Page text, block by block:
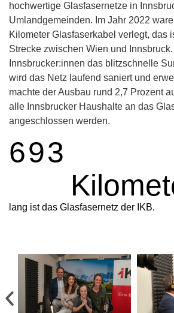
hochwertige Glasfasernetze in
Umlandgemeinden. Im Jahr 2022
Kilometer Glasfaserkabel verlegt, das
Strecke zwischen Wien und
Innsbrucker:innen das blitzschnelle
wird das Netz laufend saniert und
machte der Ausbau rund 2,7 Prozent
alle Innsbrucker Haushalte an das
angeschlossen werden.
693
lang ist das Glasfasernetz der IKB.